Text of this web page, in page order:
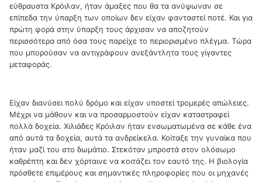
εύθραυστα Κρόιλαν, ήταν άμαξες που θα τα ανύψωναν σε
επίπεδα την ύπαρξη των οποίων δεν είχαν φανταστεί ποτέ. Και για
πρώτη φορά στην ύπαρξη τους άρχισαν να αποζητούν
περισσότερα από όσα τους παρείχε το περιορισμένο πλέγμα. Τώρα
που μπορούσαν να αντιγράφουν ανεξάντλητα τους γίγαντες
μεταφοράς.
Είχαν διανύσει πολύ δρόμο και είχαν υποστεί τρομερές απώλειες.
Μέχρι να μάθουν και να προσαρμοστούν είχαν καταστραφεί
πολλά δοχεία. Χιλιάδες Κρόιλαν ήταν ενσωματωμένα σε κάθε ένα
από αυτά τα δοχεία, αυτά τα ανδρείκελα. Κοίταξε την γυναίκα που
ήταν μαζί του στο δωμάτιο. Στεκόταν μπροστά στον ολόσωμο
καθρέπτη και δεν χόρταινε να κοιτάζει τον εαυτό της. Η βιολογία
πρόσθετε επιμέρους και σημαντικές πληροφορίες που οι μηχανές